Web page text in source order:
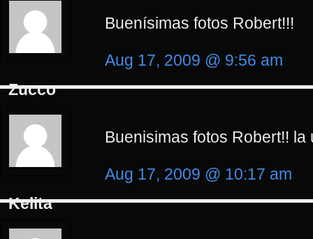
Zucco
Buenísimas fotos Robert!!!
Aug 17, 2009 @ 9:56 am
Kelita
Buenisimas fotos Robert!! la
Aug 17, 2009 @ 10:17 am